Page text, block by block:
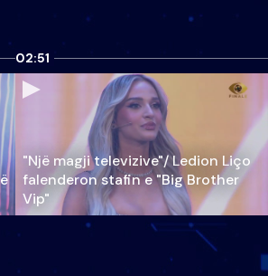
02:51
"Një magji televizive"/ Ledion Liço
falenderon stafin e "Big Brother
Vip"